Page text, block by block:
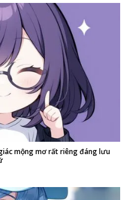
mộng mơ rất riêng đáng lưu